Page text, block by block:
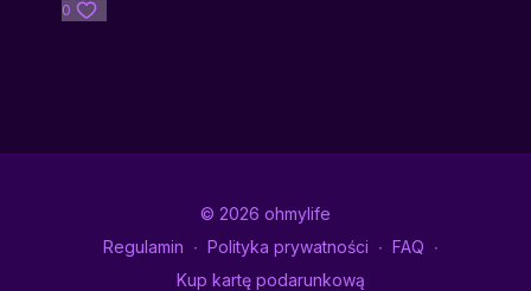
0
© 2026 ohmylife
Regulamin ∙ Polityka prywatności ∙ FAQ ∙
Kup kartę podarunkową